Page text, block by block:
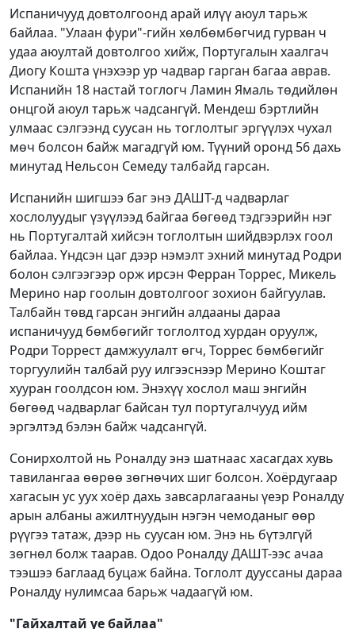
Испаничууд довтолгоонд арай илүү аюул тарьж
байлаа. "Улаан фури"-гийн хөлбөмбөгчид гурван ч
удаа аюултай довтолгоо хийж, Португалын хаалгач
Диогу Кошта үнэхээр ур чадвар гарган багаа аврав.
Испанийн 18 настай тоглогч Ламин Ямаль төдийлөн
онцгой аюул тарьж чадсангүй. Мендеш бэртлийн
улмаас сэлгээнд суусан нь тоглолтыг эргүүлэх чухал
мөч болсон байж магадгүй юм. Түүний оронд 56 дахь
минутад Нельсон Семеду талбайд гарсан.
Испанийн шигшээ баг энэ ДАШТ-д чадварлаг
хослолуудыг үзүүлээд байгаа бөгөөд тэдгээрийн нэг
нь Португалтай хийсэн тоглолтын шийдвэрлэх гоол
байлаа. Үндсэн цаг дээр нэмэлт эхний минутад Родри
болон сэлгээгээр орж ирсэн Ферран Торрес, Микель
Мерино нар гоолын довтолгоог зохион байгуулав.
Талбайн төвд гарсан энгийн алдааны дараа
испаничууд бөмбөгийг тоглолтод хурдан оруулж,
Родри Торрест дамжуулалт өгч, Торрес бөмбөгийг
торгуулийн талбай руу илгээснээр Мерино Коштаг
хууран гоолдсон юм. Энэхүү хослол маш энгийн
бөгөөд чадварлаг байсан тул португалчууд ийм
эргэлтэд бэлэн байж чадсангүй.
Сонирхолтой нь Роналду энэ шатнаас хасагдах хувь
тавилангаа өөрөө зөгнөчих шиг болсон. Хоёрдугаар
хагасын ус уух хоёр дахь завсарлагааны үеэр Роналду
арын албаны ажилтнуудын нэгэн чемоданыг өөр
рүүгээ татаж, дээр нь суусан юм. Энэ нь бүтэлгүй
зөгнөл болж таарав. Одоо Роналду ДАШТ-ээс ачаа
тээшээ баглаад буцаж байна. Тоглолт дууссаны дараа
Роналду нулимсаа барьж чадаагүй юм.
"Гайхалтай үе байлаа"